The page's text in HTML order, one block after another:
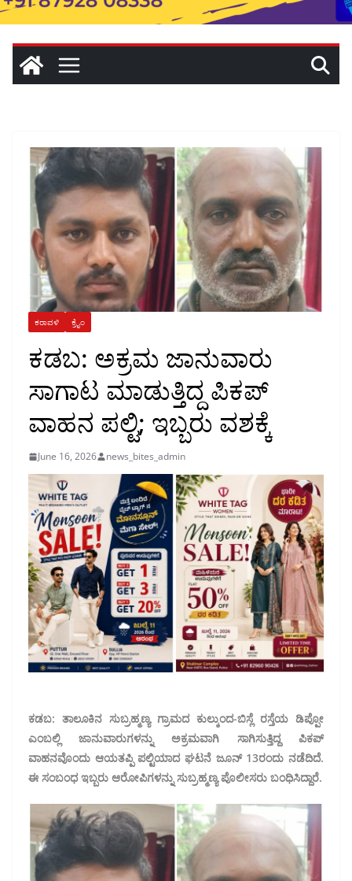
ಕರಾವಳಿ ಕ್ರೈಂ
ಕಡಬ: ಅಕ್ರಮ ಜಾನುವಾರು
ಸಾಗಾಟ ಮಾಡುತ್ತಿದ್ದ ಪಿಕಪ್
ವಾಹನ ಪಲ್ಟಿ; ಇಬ್ಬರು ವಶಕ್ಕೆ
June 16, 2026 news_bites_admin
ಕಡಬ: ತಾಲೂಕಿನ ಸುಬ್ರಹ್ಮಣ್ಯ ಗ್ರಾಮದ ಕುಲ್ಕುಂದ-ಬಿಸ್ಲೆ ರಸ್ತೆಯ ಡಿಪ್ಪೋ
ಎಂಬಲ್ಲಿ ಜಾನುವಾರುಗಳನ್ನು ಅಕ್ರಮವಾಗಿ ಸಾಗಿಸುತ್ತಿದ್ದ ಪಿಕಪ್
ವಾಹನವೊಂದು ಆಯತಪ್ಪಿ ಪಲ್ಟಿಯಾದ ಘಟನೆ ಜೂನ್ 13ರಂದು ನಡೆದಿದೆ.
ಈ ಸಂಬಂಧ ಇಬ್ಬರು ಆರೋಪಿಗಳನ್ನು ಸುಬ್ರಹ್ಮಣ್ಯ ಪೊಲೀಸರು ಬಂಧಿಸಿದ್ದಾರೆ.